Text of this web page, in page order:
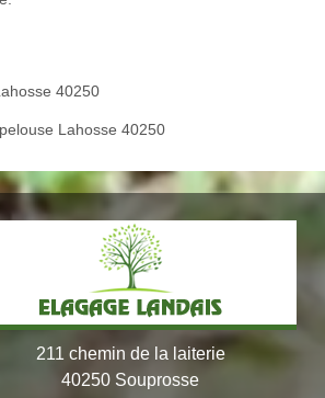
40250
Lahosse 40250
211 chemin de la laiterie
40250 Souprosse